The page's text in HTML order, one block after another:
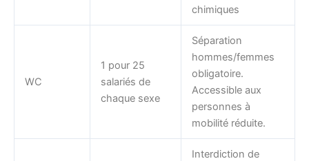
chimiques
WC
1 pour 25
salariés de
chaque sexe
Séparation
hommes/femmes
obligatoire.
Accessible aux
personnes à
mobilité réduite.
Interdiction de